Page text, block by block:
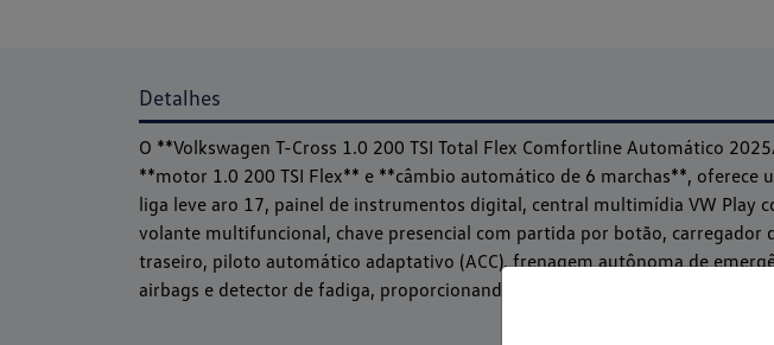
Detalhes
O **Volkswagen T-Cross 1.0 200 TSI Total Flex Comfortline Automático
**motor 1.0 200 TSI Flex** e **câmbio automático de 6 marchas**, oferece
liga leve aro 17, painel de instrumentos digital, central multimídia VW Play
volante multifuncional, chave presencial com partida por botão,
traseiro, piloto automático adaptativo (ACC), frenagem autônoma de
airbags e detector de fadiga, proporcionando mais conforto, segurança e